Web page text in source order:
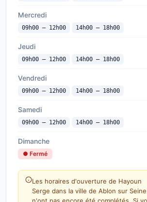
Mercredi
09h00 — 12h00 14h00 — 18h00
Jeudi
09h00 — 12h00 14h00 — 18h00
Vendredi
09h00 — 12h00 14h00 — 18h00
Samedi
09h00 — 12h00 14h00 — 18h00
Dimanche
● Fermé
Les horaires d'ouverture de Hayoun
Serge dans la ville de Ablon sur Seine